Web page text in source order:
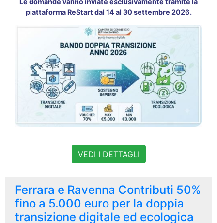
piattaforma ReStart dal 14 al 30 settembre 2026.
VEDI I DETTAGLI
Ferrara e Ravenna Contributi 50%
fino a 5.000 euro per la doppia
transizione digitale ed ecologica